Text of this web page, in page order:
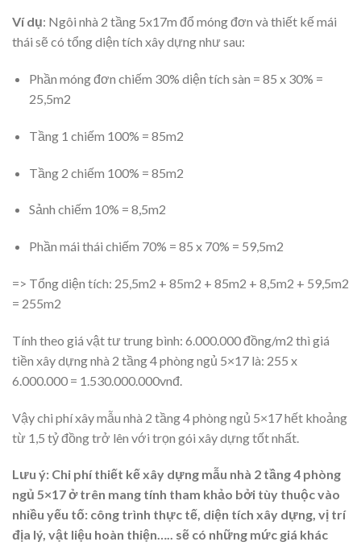
Ví dụ: Ngôi nhà 2 tầng 5x17m đổ móng đơn và thiết kế mái
thái sẽ có tổng diện tích xây dựng như sau:
Phần móng đơn chiếm 30% diện tích sàn = 85 x 30% =
25,5m2
Tầng 1 chiếm 100% = 85m2
Tầng 2 chiếm 100% = 85m2
Sảnh chiếm 10% = 8,5m2
Phần mái thái chiếm 70% = 85 x 70% = 59,5m2
=> Tổng diện tích: 25,5m2 + 85m2 + 85m2 + 8,5m2 + 59,5m2
= 255m2
Tính theo giá vật tư trung bình: 6.000.000 đồng/m2 thì giá
tiền xây dựng nhà 2 tầng 4 phòng ngủ 5×17 là: 255 x
6.000.000 = 1.530.000.000vnđ.
Vậy chi phí xây mẫu nhà 2 tầng 4 phòng ngủ 5×17 hết khoảng
từ 1,5 tỷ đồng trở lên với trọn gói xây dựng tốt nhất.
Lưu ý: Chi phí thiết kế xây dựng mẫu nhà 2 tầng 4 phòng
ngủ 5×17 ở trên mang tính tham khảo bởi tùy thuộc vào
nhiều yếu tố: công trình thực tế, diện tích xây dựng, vị trí
địa lý, vật liệu hoàn thiện….. sẽ có những mức giá khác